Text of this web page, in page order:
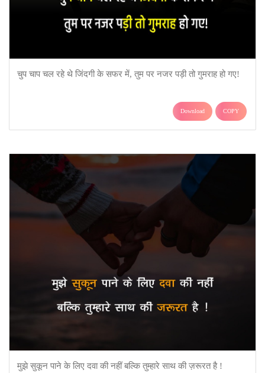
चुप चाप चल रहे थे जिंदगी के सफर में, तुम पर नजर पड़ी तो गुमराह हो गए!
Download COPY
मुझे सुकून पाने के लिए दवा की नहीं बल्कि तुम्हारे साथ की ज़रूरत है !